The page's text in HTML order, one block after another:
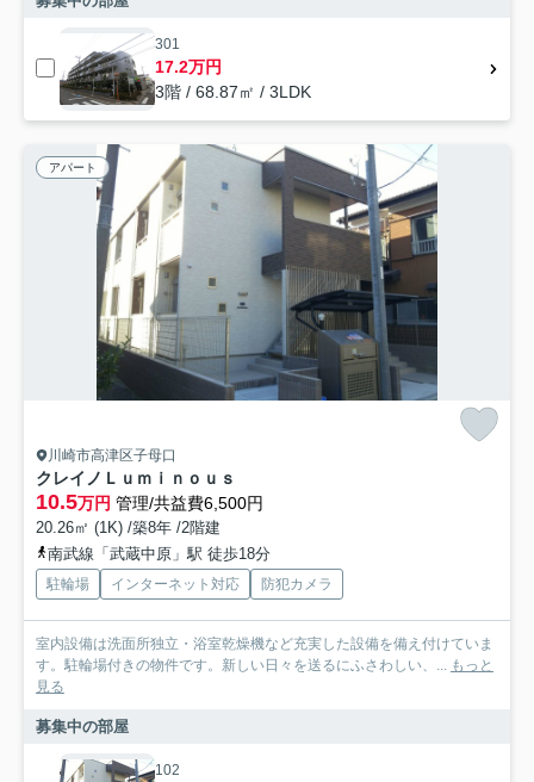
301
17.2万円
3階 / 68.87㎡ / 3LDK
アパート
川崎市高津区子母口
クレイノＬｕｍｉｎｏｕｓ
10.5万円 管理/共益費6,500円
20.26㎡ (1K) /築8年 /2階建
南武線「武蔵中原」駅 徒歩18分
駐輪場 インターネット対応 防犯カメラ
室内設備は洗面所独立・浴室乾燥機など充実した設備を備え付けていま
す。駐輪場付きの物件です。新しい日々を送るにふさわしい、...
もっと
見る
募集中の部屋
102